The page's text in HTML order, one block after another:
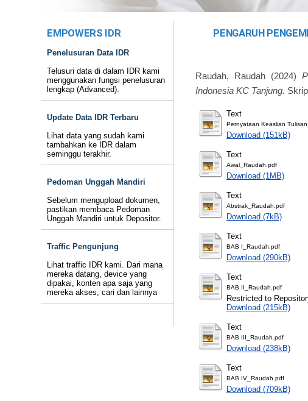
EMPOWERS IDR
Penelusuran Data IDR
Telusuri data di dalam IDR kami
menggunakan fungsi penelusuran
lengkap (Advanced).
Update Data IDR Terbaru
Lihat data yang sudah kami
tambahkan ke IDR dalam
seminggu terakhir.
Pedoman Unggah Mandiri
Sebelum mengupload dokumen,
pastikan membaca Pedoman
Unggah Mandiri untuk Depositor.
Traffic Pengunjung
Lihat traffic IDR kami. Dari mana
mereka datang, device yang
dipakai, konten apa saja yang
mereka akses, cari dan lainnya
PENGARUH
Raudah, Raudah(2024)
Indonesia KC Tanjung.
Text
Pernyataan Keaslian
Download (151kB)
Text
Awal_Raudah.pdf
Download (1MB)
Text
Abstrak_Raudah.pdf
Download (7kB)
Text
BAB I_Raudah.pdf
Download (290kB)
Text
BAB II_Raudah.pdf
Restricted to
Download (215kB)
Text
BAB III_Raudah.pdf
Download (238kB)
Text
BAB IV_Raudah.pdf
Download (709kB)